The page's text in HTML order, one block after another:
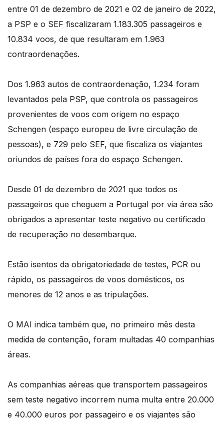
entre 01 de dezembro de 2021 e 02 de janeiro de 2022,
a PSP e o SEF fiscalizaram 1.183.305 passageiros e
10.834 voos, de que resultaram em 1.963
contraordenações.
Dos 1.963 autos de contraordenação, 1.234 foram
levantados pela PSP, que controla os passageiros
provenientes de voos com origem no espaço
Schengen (espaço europeu de livre circulação de
pessoas), e 729 pelo SEF, que fiscaliza os viajantes
oriundos de países fora do espaço Schengen.
Desde 01 de dezembro de 2021 que todos os
passageiros que cheguem a Portugal por via área são
obrigados a apresentar teste negativo ou certificado
de recuperação no desembarque.
Estão isentos da obrigatoriedade de testes, PCR ou
rápido, os passageiros de voos domésticos, os
menores de 12 anos e as tripulações.
O MAI indica também que, no primeiro mês desta
medida de contenção, foram multadas 40 companhias
áreas.
As companhias aéreas que transportem passageiros
sem teste negativo incorrem numa multa entre 20.000
e 40.000 euros por passageiro e os viajantes são